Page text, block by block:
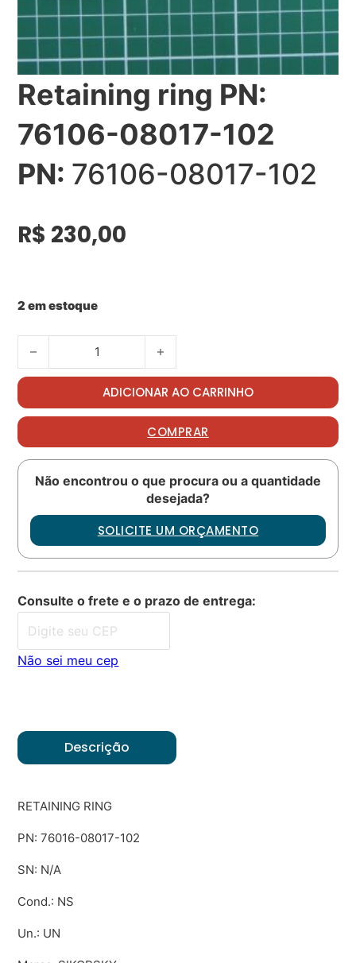
Retaining ring PN:
76106-08017-102
PN: 76106-08017-102
R$ 230,00
2 em estoque
Retaining ring PN: 76106-08017-102 quantidade
ADICIONAR AO CARRINHO
COMPRAR
Não encontrou o que procura ou a quantidade
desejada?
SOLICITE UM ORÇAMENTO
Consulte o frete e o prazo de entrega:
Não sei meu cep
Descrição
RETAINING RING
PN: 76016-08017-102
SN: N/A
Cond.: NS
Un.: UN